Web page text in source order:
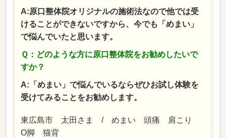
A:原口整体院オリジナルの施術法なので他では受
けることができないですから、今でも「めまい」
で悩んでいたと思います。
Ｑ：どのような方に原口整体院をお勧めしたいで
すか？
A:「めまい」で悩んでいるならぜひお試し体験を
受けてみることをお勧めします。
東広島市 太田さま / めまい 頭痛 肩こり
O脚 猫背